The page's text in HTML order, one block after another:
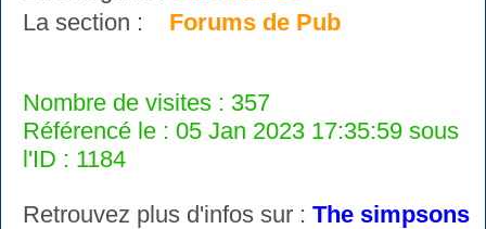
La section : Forums de Pub
Nombre de visites : 357
Référencé le : 05 Jan 2023 17:35:59 sous
l'ID : 1184
Retrouvez plus d'infos sur : The simpsons